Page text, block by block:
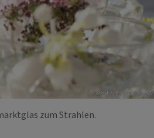
Foto: Katharina Gossow
zum Strahlen.